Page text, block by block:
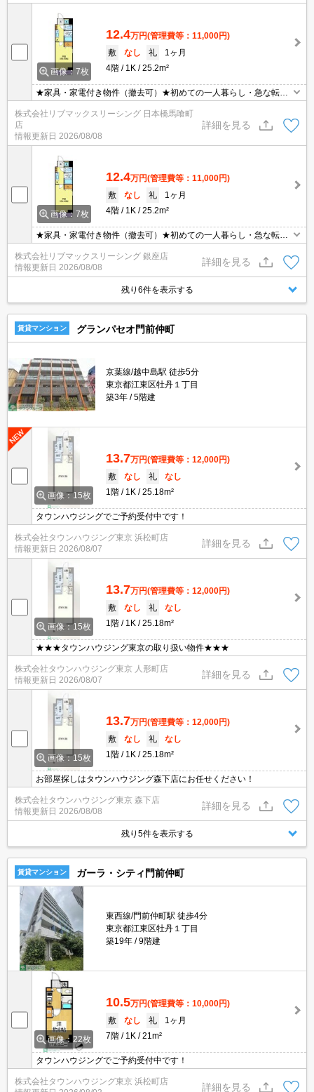
ライン内覧・契約可能な為一度も来店せずとも問題ありません♪
画像：7枚
12.4万円(管理費等：11,000円)
敷
なし 礼
1ヶ月
4階
1K 25.2m²
★家具・家電付き物件（撤去可）★初めての一人暮らし・急な転勤
などにオススメ★当社グループ管理のため諸条件相談可能となって
おり、モバイルWiFiも無料でレンタル・初期費用クレジット支払可
能です♪土日祝日は混み合いますのでお早めにご予約ください。オン
ライン内覧・契約可能な為一度も来店せずとも問題ありません♪
株式会社リブマックスリーシング 日本橋馬喰町
店
情報更新日 2026/08/08
詳細を見る
画像：7枚
12.4万円(管理費等：11,000円)
敷
なし 礼
1ヶ月
4階
1K 25.2m²
★家具・家電付き物件（撤去可）★初めての一人暮らし・急な転勤
などにオススメ★当社グループ管理のため諸条件相談可能となって
おり、モバイルWiFiも無料でレンタル・初期費用クレジット支払可
能です♪土日祝日は混み合いますのでお早めにご予約ください。オン
ライン内覧・契約可能な為一度も来店せずとも問題ありません♪
株式会社リブマックスリーシング 銀座店
情報更新日 2026/08/08
詳細を見る
残り6件を表示する
賃貸マンション グランパセオ門前仲町
京葉線/越中島駅 徒歩5分
東京都江東区牡丹１丁目
築3年
5階建
画像：15枚
13.7万円(管理費等：12,000円)
敷
なし 礼
なし
1階
1K 25.18m²
タウンハウジングでご予約受付中です！
株式会社タウンハウジング東京 浜松町店
情報更新日 2026/08/07
詳細を見る
画像：15枚
13.7万円(管理費等：12,000円)
敷
なし 礼
なし
1階
1K 25.18m²
★★★タウンハウジング東京の取り扱い物件★★★
株式会社タウンハウジング東京 人形町店
情報更新日 2026/08/07
詳細を見る
画像：15枚
13.7万円(管理費等：12,000円)
敷
なし 礼
なし
1階
1K 25.18m²
お部屋探しはタウンハウジング森下店にお任せください！
株式会社タウンハウジング東京 森下店
情報更新日 2026/08/08
詳細を見る
残り5件を表示する
賃貸マンション ガーラ・シティ門前仲町
東西線/門前仲町駅 徒歩4分
東京都江東区牡丹１丁目
築19年
9階建
画像：22枚
10.5万円(管理費等：10,000円)
敷
なし 礼
1ヶ月
7階
1K 21m²
タウンハウジングでご予約受付中です！
株式会社タウンハウジング東京 浜松町店
詳細を見る